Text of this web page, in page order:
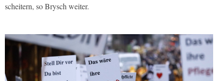
scheitern, so Brysch weiter.